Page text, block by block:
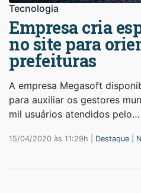
Tecnologia
Empresa cria
no site para
prefeituras
A empresa Megasoft
para auxiliar os gestores
mil usuários atendidos pelo…
15/04/2020 às 11:29h | Destaque